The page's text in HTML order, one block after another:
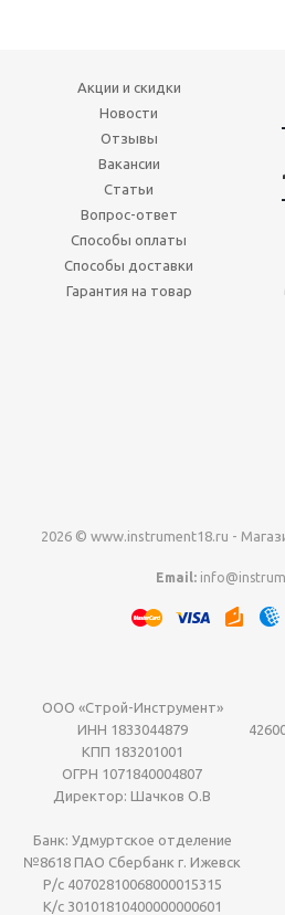
Акции и скидки
Новости
Отзывы
Вакансии
Статьи
Вопрос-ответ
Способы оплаты
Способы доставки
Гарантия на товар
2026 © www.instrument18.ru -
Email:
ООО «Строй-Инструмент»
ИНН 1833044879
КПП 183201001
ОГРН 1071840004807
Директор: Шачков О.В
Банк: Удмуртское отделение
№8618 ПАО Сбербанк г. Ижевск
Р/с 40702810068000015315
К/с 30101810400000000601